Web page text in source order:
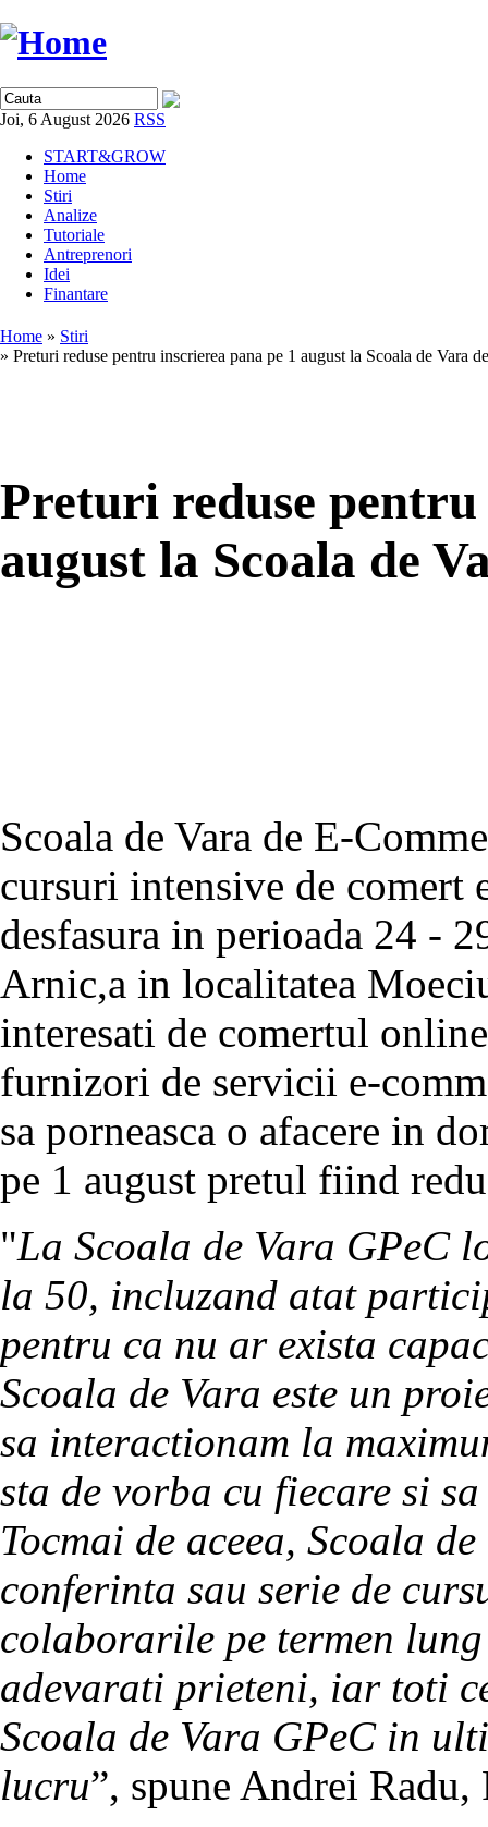
Joi, 6 August 2026 RSS
START&GROW
Home
Stiri
Analize
Tutoriale
Antreprenori
Idei
Finantare
Home » Stiri
» Preturi reduse pentru inscrierea pana pe 1 august la Scoala de Vara
Preturi reduse
august la Scoala de
Scoala de Vara de E-
cursuri intensive de comert
desfasura in perioada 24 -
Arnic,a in localitatea
interesati de comertul
furnizori de servicii e-
sa porneasca o afacere in
pe 1 august pretul fiind
"La Scoala de Vara GPeC
la 50, incluzand atat
pentru ca nu ar exista
Scoala de Vara este un
sa interactionam la
sta de vorba cu fiecare si
Tocmai de aceea, Scoala
conferinta sau serie de
colaborarile pe termen
adevarati prieteni, iar toti
Scoala de Vara GPeC in
lucru”, spune Andrei